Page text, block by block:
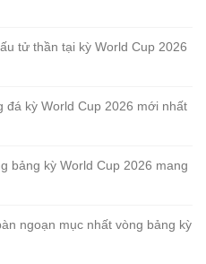
tử thần tại kỳ World Cup 2026
đá kỳ World Cup 2026 mới nhất
bảng kỳ World Cup 2026 mang
ngoạn mục nhất vòng bảng kỳ